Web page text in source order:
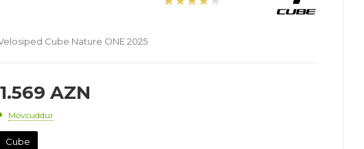
Cube Nature ONE 2025
1.569 AZN
Mövcuddur
Cube